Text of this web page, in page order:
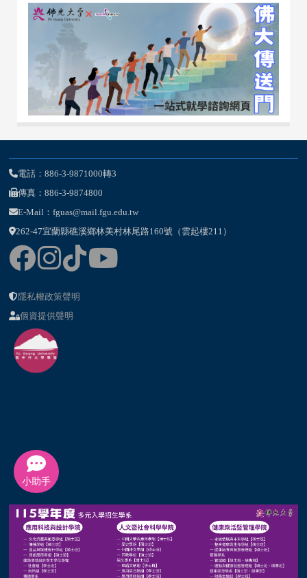
電話：886-3-9871000轉3
傳真：886-3-9874800
E-Mail：fguas@mail.fgu.edu.tw
262-47宜蘭縣礁溪鄉林美村林尾路160號（雲起樓211）
隱私權政策聲明
個資提供聲明
小助手